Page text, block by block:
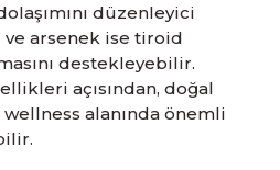
düzenleyici
arsenek ise tiroid
destekleyebilir.
açısından, doğal
wellness alanında önemli